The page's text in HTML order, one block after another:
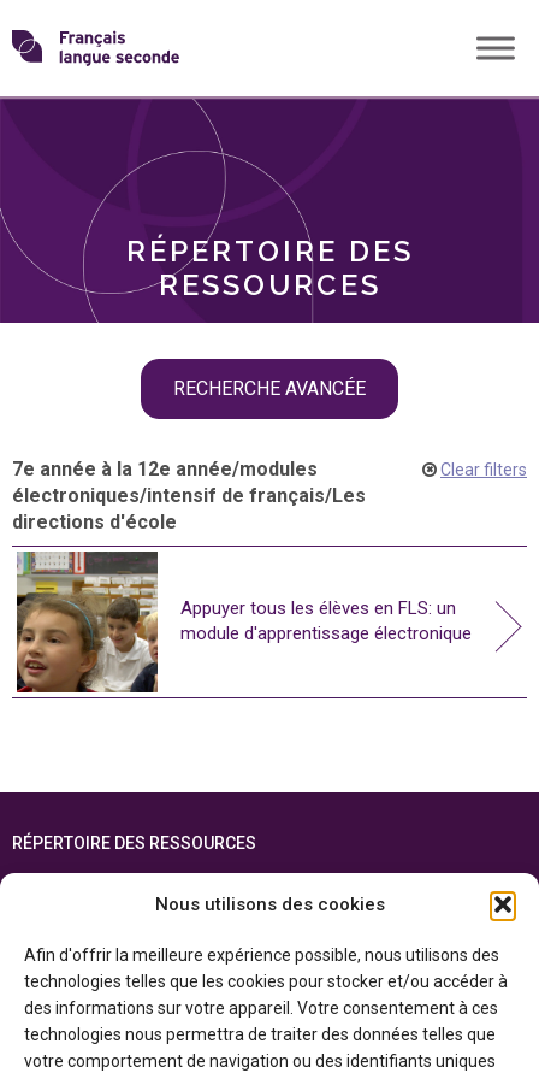
Nous utilisons des cookies
Afin d'offrir la meilleure expérience possible, nous utilisons des
technologies telles que les cookies pour stocker et/ou accéder à
des informations sur votre appareil. Votre consentement à ces
technologies nous permettra de traiter des données telles que
votre comportement de navigation ou des identifiants uniques
Skip
toTransformons
langue
RÉPERTOIRE DES
RESSOURCES
RECHERCHE AVANCÉE
THÈMES
7e année à la 12e année/modules
électroniques/intensif de français/Les
directions d'école
Clear filters
Appuyer tous les élèves en FLS: un
module d'apprentissage électronique
RÉPERTOIRE DES RESSOURCES
ENGLISH
Cette ressource est réalisée grâce au soutien financier du gouvernement de
l’Ontario et du gouvernement duCanada par l’entremise du ministère du
Patrimoine canadien